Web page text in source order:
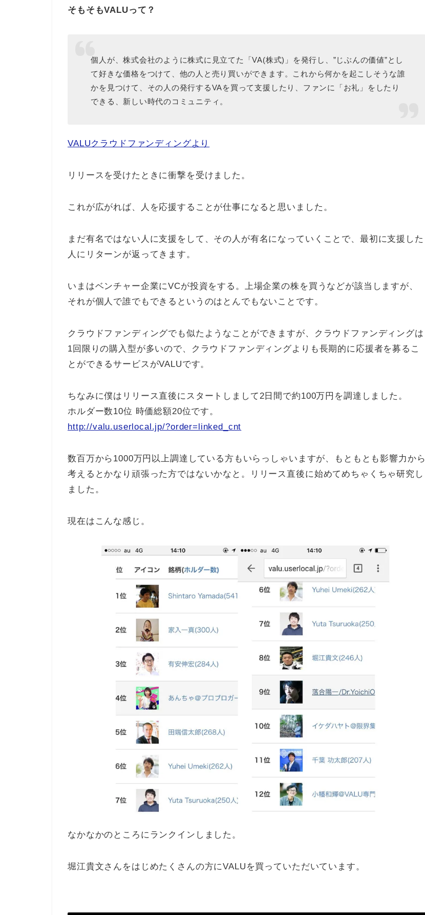
そもそもVALUって？
個人が、株式会社のように株式に見立てた「VA(株式)」を発行し、”じぶんの価値”とし
て好きな価格をつけて、他の人と売り買いができます。これから何かを起こしそうな誰
かを見つけて、その人の発行するVAを買って支援したり、ファンに「お礼」をしたり
できる、新しい時代のコミュニティ。
VALUクラウドファンディングより
リリースを受けたときに衝撃を受けました。
これが広がれば、人を応援することが仕事になると思いました。
まだ有名ではない人に支援をして、その人が有名になっていくことで、最初に支援した
人にリターンが返ってきます。
いまはベンチャー企業にVCが投資をする。上場企業の株を買うなどが該当しますが、
それが個人で誰でもできるというのはとんでもないことです。
クラウドファンディングでも似たようなことができますが、クラウドファンディングは
1回限りの購入型が多いので、クラウドファンディングよりも長期的に応援者を募るこ
とができるサービスがVALUです。
ちなみに僕はリリース直後にスタートしまして2日間で約100万円を調達しました。
ホルダー数10位 時価総額20位です。
http://valu.userlocal.jp/?order=linked_cnt
数百万から1000万円以上調達している方もいらっしゃいますが、もともとも影響力から
考えるとかなり頑張った方ではないかなと。リリース直後に始めてめちゃくちゃ研究し
ました。
現在はこんな感じ。
なかなかのところにランクインしました。
堀江貴文さんをはじめたくさんの方にVALUを買っていただいています。